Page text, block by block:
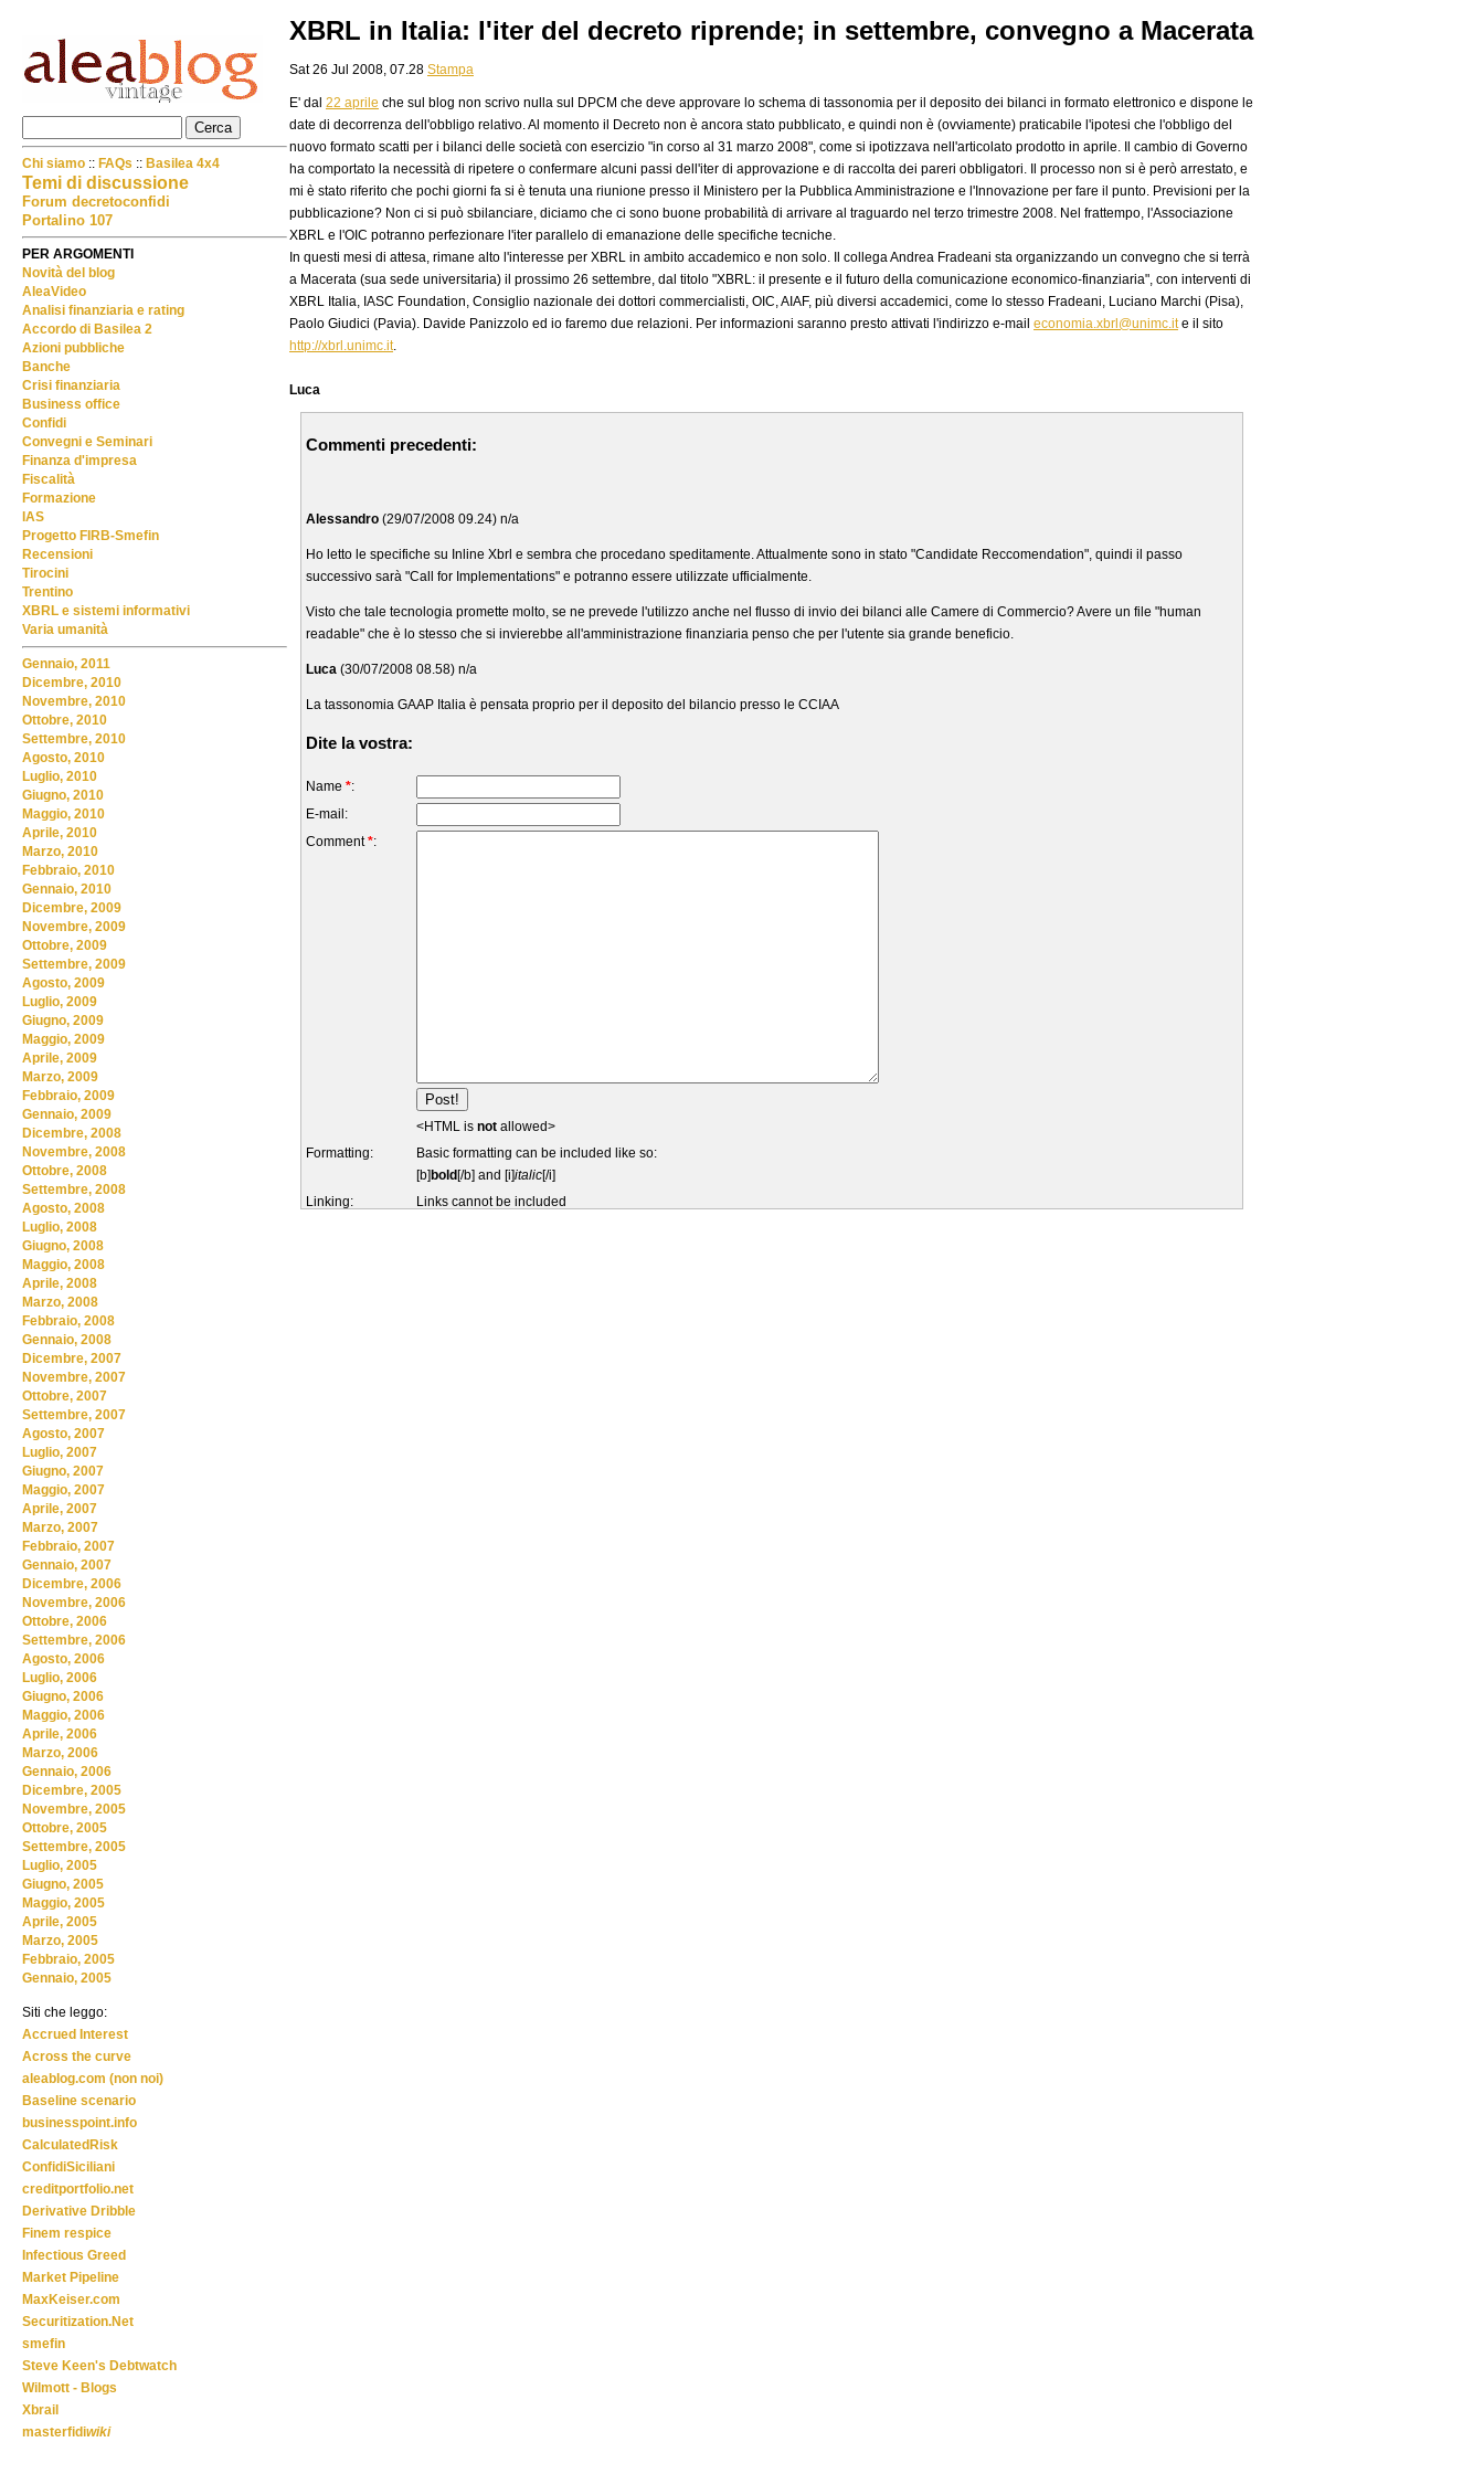
XBRL in Italia: l'iter del decreto riprende; in settembre, convegno a Macerata
Sat 26 Jul 2008, 07.28 Stampa
E' dal 22 aprile che sul blog non scrivo nulla sul DPCM che deve approvare lo schema di tassonomia per il deposito dei bilanci in formato elettronico e dispone le
date di decorrenza dell'obbligo relativo. Al momento il Decreto non è ancora stato pubblicato, e quindi non è (ovviamente) praticabile l'ipotesi che l'obbligo del
nuovo formato scatti per i bilanci delle società con esercizio "in corso al 31 marzo 2008", come si ipotizzava nell'articolato prodotto in aprile. Il cambio di Governo
ha comportato la necessità di ripetere o confermare alcuni passi dell'iter di approvazione e di raccolta dei pareri obbligatori. Il processo non si è però arrestato, e
mi è stato riferito che pochi giorni fa si è tenuta una riunione presso il Ministero per la Pubblica Amministrazione e l'Innovazione per fare il punto. Previsioni per la
pubblicazione? Non ci si può sbilanciare, diciamo che ci sono buone probabilità di arrivare al traguardo nel terzo trimestre 2008. Nel frattempo, l'Associazione
XBRL e l'OIC potranno perfezionare l'iter parallelo di emanazione delle specifiche tecniche.
In questi mesi di attesa, rimane alto l'interesse per XBRL in ambito accademico e non solo. Il collega Andrea Fradeani sta organizzando un convegno che si terrà
a Macerata (sua sede universitaria) il prossimo 26 settembre, dal titolo "XBRL: il presente e il futuro della comunicazione economico-finanziaria", con interventi di
XBRL Italia, IASC Foundation, Consiglio nazionale dei dottori commercialisti, OIC, AIAF, più diversi accademici, come lo stesso Fradeani, Luciano Marchi (Pisa),
Paolo Giudici (Pavia). Davide Panizzolo ed io faremo due relazioni. Per informazioni saranno presto attivati l'indirizzo e-mail economia.xbrl@unimc.ite il sito
http://xbrl.unimc.it.
Luca
Commenti precedenti:
Alessandro (29/07/2008 09.24) n/a
Ho letto le specifiche su Inline Xbrl e sembra che procedano speditamente. Attualmente sono in stato "Candidate Reccomendation", quindi il passo
successivo sarà "Call for Implementations" e potranno essere utilizzate ufficialmente.
Visto che tale tecnologia promette molto, se ne prevede l'utilizzo anche nel flusso di invio dei bilanci alle Camere di Commercio? Avere un file "human
readable" che è lo stesso che si invierebbe all'amministrazione finanziaria penso che per l'utente sia grande beneficio.
Luca (30/07/2008 08.58) n/a
La tassonomia GAAP Italia è pensata proprio per il deposito del bilancio presso le CCIAA
Dite la vostra:
Name *:
E-mail:
Comment*:
<HTML is not allowed>
Formatting:
Basic formatting can be included like so:
[b] bold [/b] and [i]italic[/i]
Linking:
Links cannot be included
Chi siamo :: FAQs :: Basilea 4x4
Temi di discussione
Forum decretoconfidi
Portalino 107
PER ARGOMENTI
Novità del blog
AleaVideo
Analisi finanziaria e rating
Accordo di Basilea 2
Azioni pubbliche
Banche
Crisi finanziaria
Business office
Confidi
Convegni e Seminari
Finanza d'impresa
Fiscalità
Formazione
IAS
Progetto FIRB-Smefin
Recensioni
Tirocini
Trentino
XBRL e sistemi informativi
Varia umanità
Gennaio, 2011
Dicembre, 2010
Novembre, 2010
Ottobre, 2010
Settembre, 2010
Agosto, 2010
Luglio, 2010
Giugno, 2010
Maggio, 2010
Aprile, 2010
Marzo, 2010
Febbraio, 2010
Gennaio, 2010
Dicembre, 2009
Novembre, 2009
Ottobre, 2009
Settembre, 2009
Agosto, 2009
Luglio, 2009
Giugno, 2009
Maggio, 2009
Aprile, 2009
Marzo, 2009
Febbraio, 2009
Gennaio, 2009
Dicembre, 2008
Novembre, 2008
Ottobre, 2008
Settembre, 2008
Agosto, 2008
Luglio, 2008
Giugno, 2008
Maggio, 2008
Aprile, 2008
Marzo, 2008
Febbraio, 2008
Gennaio, 2008
Dicembre, 2007
Novembre, 2007
Ottobre, 2007
Settembre, 2007
Agosto, 2007
Luglio, 2007
Giugno, 2007
Maggio, 2007
Aprile, 2007
Marzo, 2007
Febbraio, 2007
Gennaio, 2007
Dicembre, 2006
Novembre, 2006
Ottobre, 2006
Settembre, 2006
Agosto, 2006
Luglio, 2006
Giugno, 2006
Maggio, 2006
Aprile, 2006
Marzo, 2006
Gennaio, 2006
Dicembre, 2005
Novembre, 2005
Ottobre, 2005
Settembre, 2005
Luglio, 2005
Giugno, 2005
Maggio, 2005
Aprile, 2005
Marzo, 2005
Febbraio, 2005
Gennaio, 2005
Siti che leggo:
Accrued Interest
Across the curve
aleablog.com (non noi)
Baseline scenario
businesspoint.info
CalculatedRisk
ConfidiSiciliani
creditportfolio.net
Derivative Dribble
Finem respice
Infectious Greed
Market Pipeline
MaxKeiser.com
Securitization.Net
smefin
Steve Keen's Debtwatch
Wilmott - Blogs
Xbrail
masterfidiwiki